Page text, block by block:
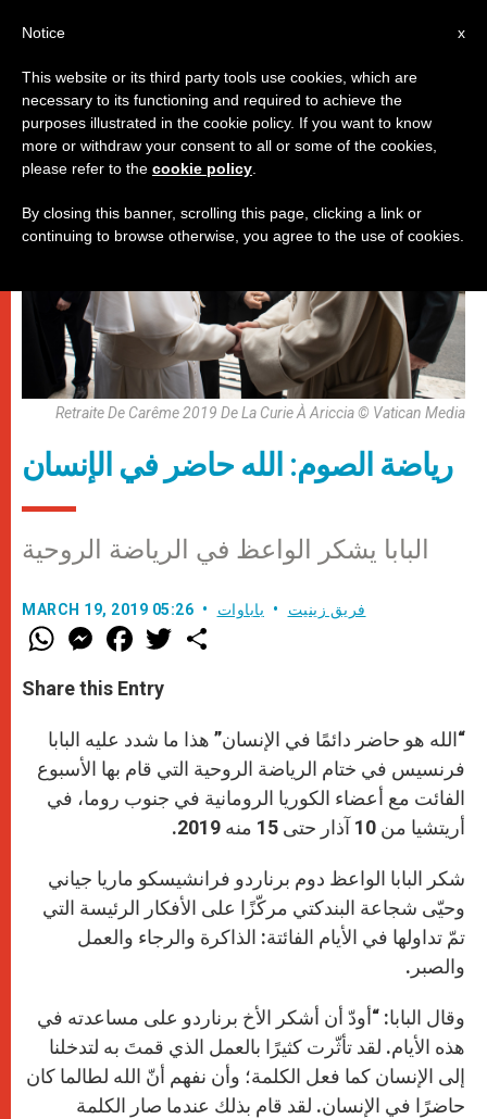
باباوات
Retraite De Carême 2019 De La Curie À Ariccia © Vatican Media
رياضة الصوم: الله حاضر في الإنسان
البابا يشكر الواعظ في الرياضة الروحية
MARCH 19, 2019 05:26 فريق زينيت باباوات
W
h
t
s
p
p
M
e
s
e
g
e
r
F
a
e
b
o
k
w
Share this Entry
“الله هو حاضر دائمًا في الإنسان” هذا ما شدد عليه البابا
فرنسيس في ختام الرياضة الروحية التي قام بها الأسبوع
الفائت مع أعضاء الكوريا الرومانية في جنوب روما، في
أريتشيا من 10 آذار حتى 15 منه 2019.
شكر البابا الواعظ دوم برناردو فرانشيسكو ماريا جياني
وحيّى شجاعة البندكتي مركّزًا على الأفكار الرئيسة التي
تمّ تداولها في الأيام الفائتة: الذاكرة والرجاء والعمل
والصبر.
وقال البابا: “أودّ أن أشكر الأخ برناردو على مساعدته في
هذه الأيام. لقد تأثّرت كثيرًا بالعمل الذي قمتَ به لتدخلنا
إلى الإنسان كما فعل الكلمة؛ وأن نفهم أنّ الله لطالما كان
حاضرًا في الإنسان. لقد قام بذلك عندما صار الكلمة
x
Notice
This website or its third party tools use cookies, which are
necessary to its functioning and required to achieve the
purposes illustrated in the cookie policy. If you want to know
more or withdraw your consent to all or some of the cookies,
please refer to the cookie policy
By closing this banner, scrolling this page, clicking a link or
continuing to browse otherwise, you agree to the use of cookies.